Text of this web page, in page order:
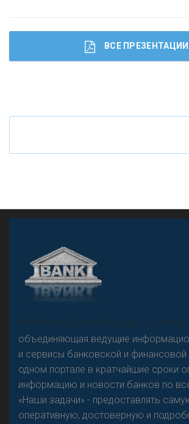
Резкого разворота на рынке
предвидится -
Что будет с наличными деньгами
ВСЕ ПРЕЗЕНТАЦИИ
«Н
овости Банков России» – группа
объединяющая ведущие
и сервисы банковской и финансовой
одном портале в кратчайшие сроки
информацию и новости банков по
«Наши задачи» - предоставлять
оперативную, достоверную и